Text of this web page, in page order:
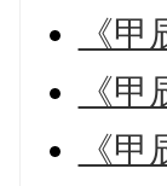
《
《
《